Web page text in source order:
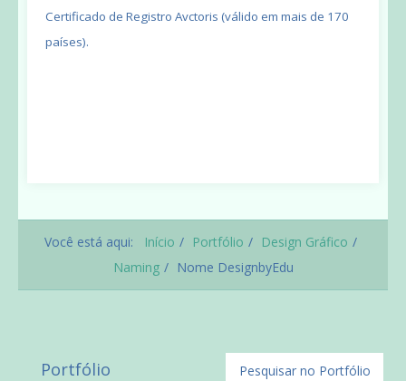
Certificado de Registro Avctoris (válido em mais de 170
países).
Você está aqui: Início Portfólio
Design Gráfico
Naming
Nome DesignbyEdu
Portfólio